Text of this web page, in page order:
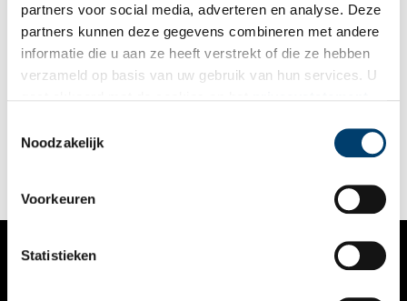
partners voor social media, adverteren en analyse. Deze
partners kunnen deze gegevens combineren met andere
informatie die u aan ze heeft verstrekt of die ze hebben
verzameld op basis van uw gebruik van hun services. U
Noodzakelijk
Voorkeuren
Statistieken
De vondst van het Paradijs
In 2019 vonden er weer vele archeologische opgravingen
plaats in Noord-Holland. Archeologen kregen in Hoorn de
ze hier op het Paradijs zouden stuiten, overtrof hun
verwachtingen.